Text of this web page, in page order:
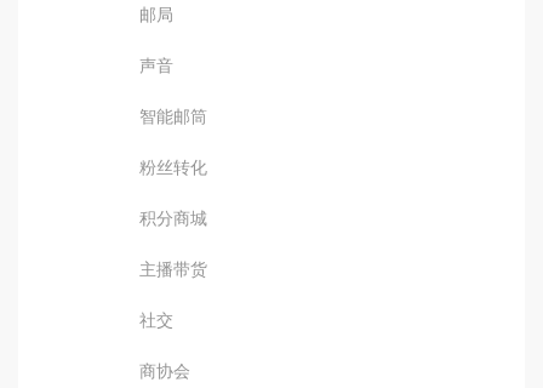
邮局
声音
智能邮筒
粉丝转化
积分商城
主播带货
社交
商协会